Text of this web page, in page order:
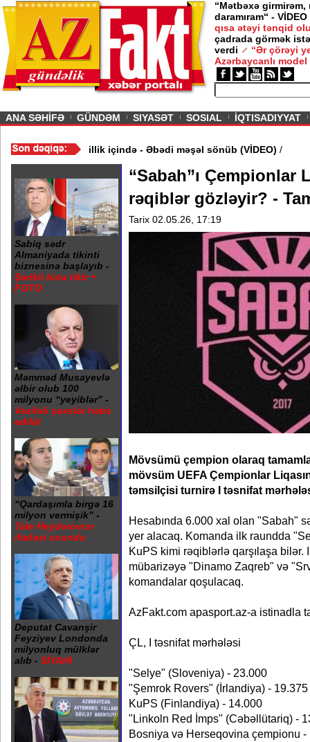
“Mətbəxə girmirəm,
daramıram“ - VİDEO
qısa ətəyi tənqid
çadrada görmək
verdi
“Ər çörəyi
Azərbaycanlı model
ANA SƏHİFƏ GÜNDƏM SIYASƏT SOSIAL İQTISADIYYAT
20 Yanvar abidəsi zibillik içində - Əbədi məşəl sönüb (VİDEO)
Sabiq sədr
Almaniyada tikinti
biznesinə başlayıb -
Şərikli bina tikir +
FOTO
Məmməd Musayevlə
əlbir olub 100
milyonu “yeyiblər” -
Vəzifəli şəxslər həbs
edildi
“Qardaşımla birgə 16
milyon vermişik” -
Tale Heydərovun
ifadəsi oxundu
Deputat Cavanşir
Feyziyev Londonda
milyonluq mülklər
alıb - SİYAHI
“Sabah”ı Çempionlar
rəqiblər gözləyir? -
Tarix 02.05.26, 17:19
Mövsümü çempion olaraq
mövsüm UEFA Çempionlar
təmsilçisi turnirə I təsnifat
Hesabında 6.000 xal olan "Sabah"
yer alacaq. Komanda ilk raundda
KuPS kimi rəqiblərlə qarşılaşa bilər.
mübarizəyə "Dinamo Zaqreb" və
komandalar qoşulacaq.
AzFakt.com apasport.az-a istinadla
ÇL, I təsnifat mərhələsi
"Selye" (Sloveniya) - 23.000
"Şemrok Rovers" (İrlandiya) - 19.375
KuPS (Finlandiya) - 14.000
"Linkoln Red İmps" (Cəbəllütariq) -
Bosniya və Herseqovina çempionu -